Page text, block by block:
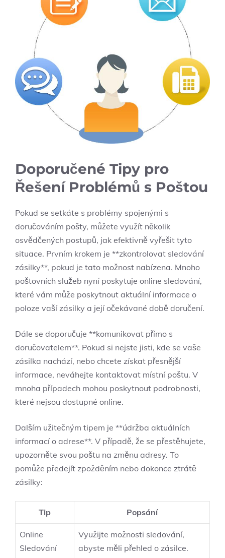
Doporučené Tipy pro
Řešení Problémů s Poštou
Pokud se setkáte s problémy spojenými s
doručováním pošty, můžete využít několik
osvědčených postupů, jak efektivně vyřešit tyto
situace. Prvním krokem je **zkontrolovat sledování
zásilky**, pokud je tato možnost nabízena. Mnoho
poštovních služeb nyní poskytuje online sledování,
které vám může poskytnout aktuální informace o
poloze vaší zásilky a její očekávané době doručení.
Dále se doporučuje **komunikovat přímo s
doručovatelem**. Pokud si nejste jisti, kde se vaše
zásilka nachází, nebo chcete získat přesnější
informace, neváhejte kontaktovat místní poštu. V
mnoha případech mohou poskytnout podrobnosti,
které nejsou dostupné online.
Dalším užitečným tipem je **údržba aktuálních
informací o adrese**. V případě, že se přestěhujete,
upozorněte svou poštu na změnu adresy. To
pomůže předejít zpožděním nebo dokonce ztrátě
zásilky:
Tip Popsání
Online
Sledování
Využijte možnosti sledování,
abyste měli přehled o zásilce.